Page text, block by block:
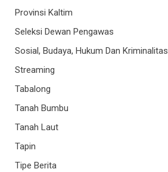
Provinsi Kaltim
Seleksi Dewan Pengawas
Sosial, Budaya, Hukum Dan Kriminalitas
Streaming
Tabalong
Tanah Bumbu
Tanah Laut
Tapin
Tipe Berita